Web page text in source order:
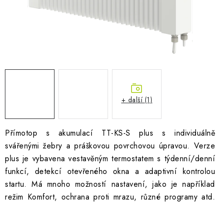
ELEKTRICKÉ KRBY
Reklamační řád
Přímotop s akumulací TT-KS-S plus s individuálně
svářenými žebry a práškovou povrchovou úpravou. Verze
plus je vybavena vestavěným termostatem s týdenní/denní
funkcí, detekcí otevřeného okna a adaptivní kontrolou
startu. Má mnoho možností nastavení, jako je například
režim Komfort, ochrana proti mrazu, různé programy atd.
+ další (1)